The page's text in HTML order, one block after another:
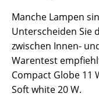
Manche Lampen
Unterscheiden Sie
zwischen Innen-
Warentest
Compact Globe 11
Soft white 20 W.